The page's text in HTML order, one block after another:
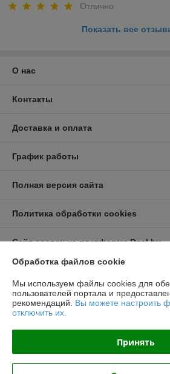
Отлично
Показать все
О нас
Контакты
Доставка и оплата
График работы
Полная версия сайта
Политика обработки cookies
Сайт создан на платформе Deal.by
Информация для покупателя
Юридическое лицо:ООО "Топтрейдинвест"
223044, Минск ул Стебенева 10а
Регистрационный номер ЕГР: 193009471
Регистрационный орган: Минский горисполком
Обработка файлов cookie
Мы используем файлы cookies для
пользователей портала и
рекомендаций. Вы можете настроить
отключить их.
Принять